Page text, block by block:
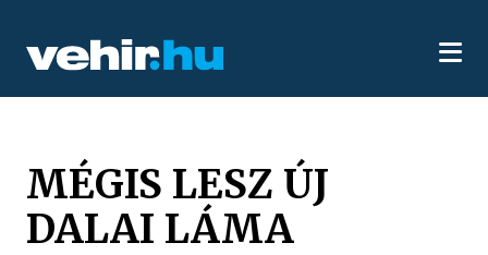
MÉGIS LESZ ÚJ
DALAI LÁMA